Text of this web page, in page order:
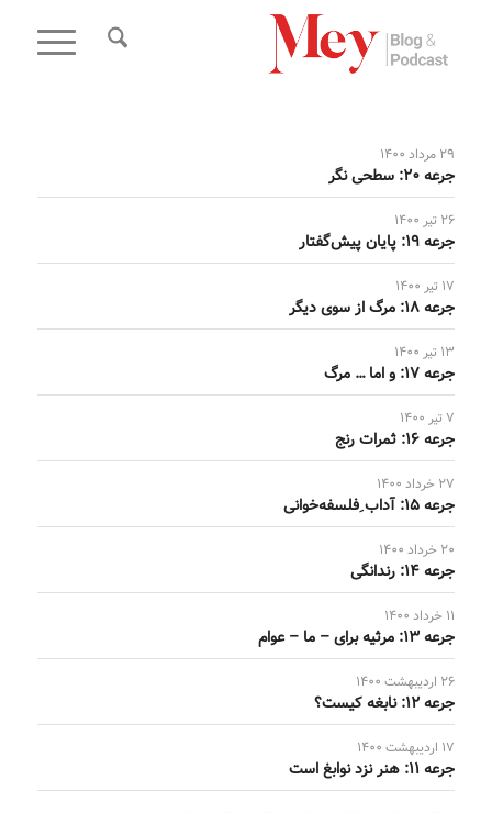
29 مرداد 1400
جرعه 20: سطحی‌ نگر
26 تیر 1400
جرعه 19: پایان پیش‌گفتار
17 تیر 1400
جرعه 18: مرگ از سوی دیگر
13 تیر 1400
جرعه 17: و اما … مرگ
7 تیر 1400
جرعه 16: ثمرات رنج
27 خرداد 1400
جرعه 15: آداب ِفلسفه‌خوانی
20 خرداد 1400
جرعه 14: رندانگی
11 خرداد 1400
جرعه 13: مرثیه برای – ما – عوام
26 اردیبهشت 1400
جرعه 12: نابغه کیست؟
17 اردیبهشت 1400
جرعه 11: هنر نزد نوابغ است